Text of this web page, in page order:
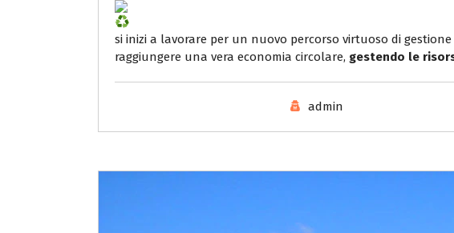
si inizi a lavorare per un nuovo percorso virtuoso di
raggiungere una vera economia circolare, gestendo le
admin